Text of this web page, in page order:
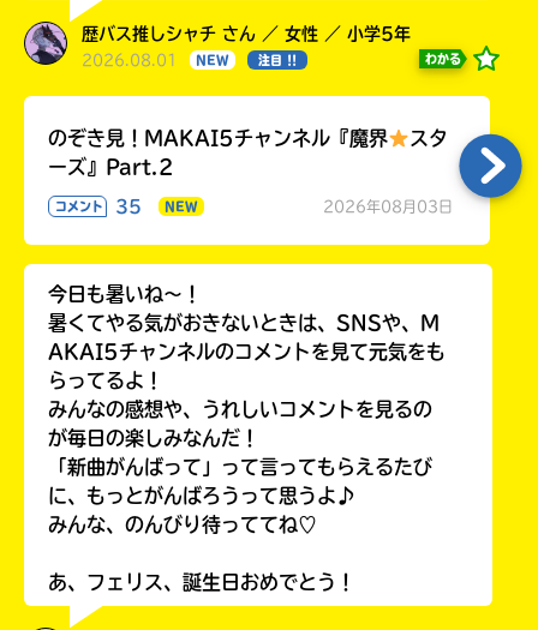
歴バス推しシャチ さん ／ 女性 ／ 小学5年
2026.08.01 NEW 注目 !! わかる
のぞき見！MAKAI5チャンネル『魔界
スタ
ーズ』Part.2
コメント 35 NEW 2026年08月03日
今日も暑いね〜！
暑くてやる気がおきないときは、SNSや、M
AKAI5チャンネルのコメントを見て元気をも
らってるよ！
みんなの感想や、うれしいコメントを見るの
が毎日の楽しみなんだ！
「新曲がんばって」って言ってもらえるたび
に、もっとがんばろうって思うよ♪
みんな、のんびり待っててね♡
あ、フェリス、誕生日おめでとう！